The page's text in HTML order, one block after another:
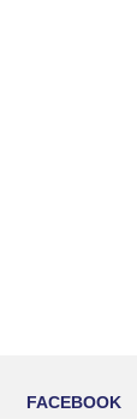
FACEBOOK